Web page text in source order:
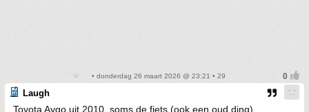
• donderdag 26 maart 2026 @ 23:21 • 29
Laugh
Toyota Aygo uit 2010, soms de fiets (ook een oud ding)